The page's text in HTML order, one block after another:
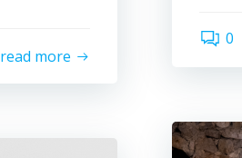
0
read more